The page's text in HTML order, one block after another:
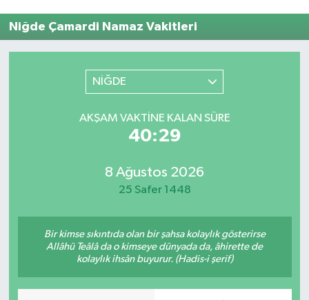
Niğde Çamardi Namaz Vakitleri
NİĞDE
AKŞAM VAKTINE KALAN SÜRE
40:29
8 Ağustos 2026
25 Safer 1448
Bir kimse sıkıntıda olan bir şahsa kolaylık gösterirse
Allâhü Teâlâ da o kimseye dünyada da, âhirette de
kolaylık ihsân buyurur. (Hadis-i şerif)
Politika
Sağlık
Magazin
Tüm Manşetler
Son Dakika Haberleri
Haber Arşivi